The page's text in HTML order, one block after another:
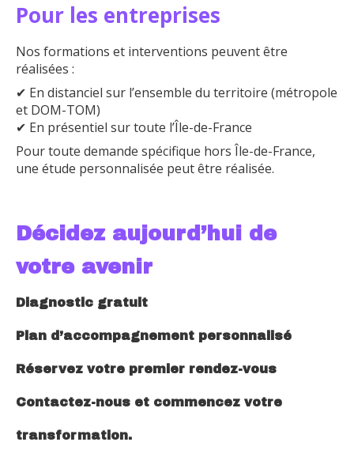
Pour les entreprises
Nos formations et interventions peuvent être
réalisées :
✔ En distanciel sur l’ensemble du territoire (métropole
et DOM-TOM)
✔ En présentiel sur toute l’Île-de-France
Pour toute demande spécifique hors Île-de-France,
une étude personnalisée peut être réalisée.
Décidez aujourd’hui de
votre avenir
Diagnostic gratuit
Plan d’accompagnement personnalisé
Réservez votre premier rendez-vous
Contactez-nous et commencez votre
transformation.